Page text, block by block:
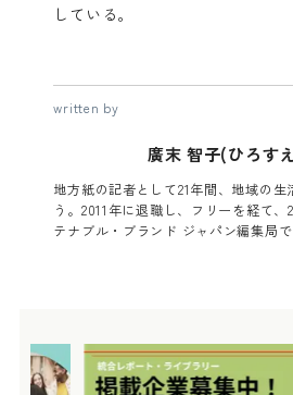
している。
written by
廣末 智子(ひろす
地方紙の記者として21年間、地域の
う。2011年に退職し、フリーを経て、
テナブル・ブランド ジャパン編集局